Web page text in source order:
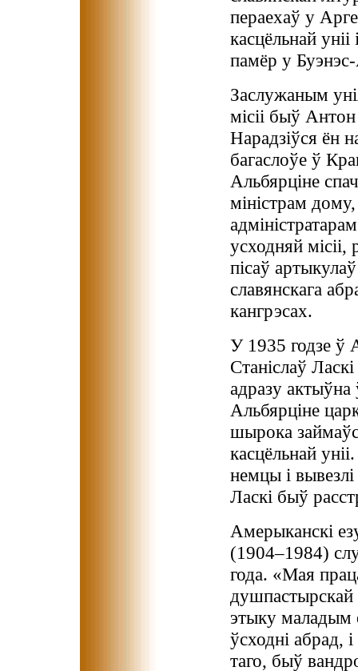
пераехаў у
касцёльнай
памёр у
Заслужаным
місіі быў
Нарадзіўся ён
багаслоўе ў
Альбярціне
міністрам
усходняй
пісаў
славянскага
кангрэсах.
У 1935 годзе ў
Станіслаў
адразу актыўна
Альбярціне
шырока
касцёльнай
немцы і
Ласкі быў
Амерыканскі
(1904–1984)
года. «Мая
душпастырскай
этыку маладым
ўсходні абрад,
таго, быў